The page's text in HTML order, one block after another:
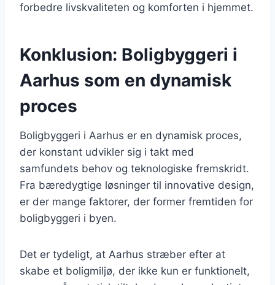
forbedre livskvaliteten og komforten i hjemmet.
Konklusion: Boligbyggeri i
Aarhus som en dynamisk
proces
Boligbyggeri i Aarhus er en dynamisk proces,
der konstant udvikler sig i takt med
samfundets behov og teknologiske fremskridt.
Fra bæredygtige løsninger til innovative design,
er der mange faktorer, der former fremtiden for
boligbyggeri i byen.
Det er tydeligt, at Aarhus stræber efter at
skabe et boligmiljø, der ikke kun er funktionelt,